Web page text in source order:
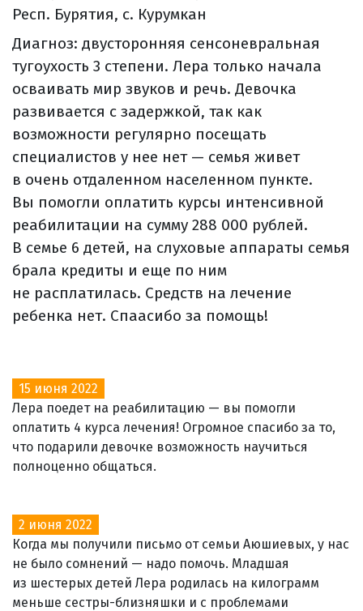
Респ. Бурятия, с. Курумкан
Диагноз: двусторонняя сенсоневральная
тугоухость 3 степени. Лера только начала
осваивать мир звуков и речь. Девочка
развивается с задержкой, так как
возможности регулярно посещать
специалистов у нее нет — семья живет
в очень отдаленном населенном пункте.
Вы помогли оплатить курсы интенсивной
реабилитации на сумму 288 000 рублей.
В семье 6 детей, на слуховые аппараты семья
брала кредиты и еще по ним
не расплатилась. Средств на лечение
ребенка нет. Спаасибо за помощь!
15 июня 2022
Лера поедет на реабилитацию — вы помогли
оплатить 4 курса лечения! Огромное спасибо за то,
что подарили девочке возможность научиться
полноценно общаться.
2 июня 2022
Когда мы получили письмо от семьи Аюшиевых, у нас
не было сомнений — надо помочь. Младшая
из шестерых детей Лера родилась на килограмм
меньше сестры-близняшки и с проблемами